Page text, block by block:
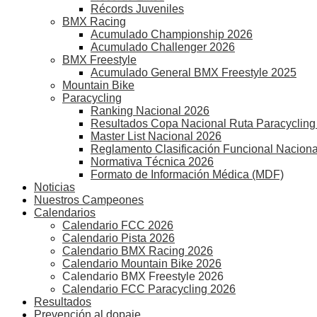
Récords Juveniles
BMX Racing
Acumulado Championship 2026
Acumulado Challenger 2026
BMX Freestyle
Acumulado General BMX Freestyle 2025
Mountain Bike
Paracycling
Ranking Nacional 2026
Resultados Copa Nacional Ruta
Master List Nacional 2026
Reglamento Clasificación Funcional Nacional
Normativa Técnica 2026
Formato de Información Médica (MDF)
Noticias
Nuestros Campeones
Calendarios
Calendario FCC 2026
Calendario Pista 2026
Calendario BMX Racing 2026
Calendario Mountain Bike 2026
Calendario BMX Freestyle 2026
Calendario FCC Paracycling 2026
Resultados
Prevención al dopaje